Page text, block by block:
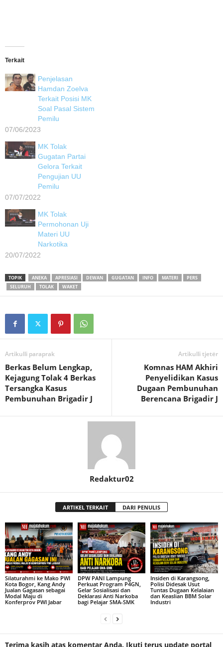
Terkait
Penjelasan
Hamdan Zoelva
Terkait Posisi MK
Soal Pasal Sistem
Pemilu
07/06/2023
MK Tolak
Gugatan Partai
Gelora Terkait
Pengujian UU
Pemilu
07/07/2022
MK Tolak
Permohonan Uji
Materi UU
Narkotika
20/07/2022
TOPIK ANEKA APRESIASI DEWAN GUGATAN INFO MATERI
PERS
SELURUH
TOLAK WAKET
Artikulli paraprak
Berkas Belum Lengkap,
Kejagung Tolak 4 Berkas
Tersangka Kasus
Pembunuhan Brigadir J
Artikulli tjetër
Komnas HAM Akhiri
Penyelidikan Kasus
Dugaan Pembunuhan
Berencana Brigadir J
Redaktur02
ARTIKEL TERKAIT DARI PENULIS
Silaturahmi ke Mako PWI
Kota Bogor, Kang Andy
Jualan Gagasan sebagai
Modal Maju di
Konferprov PWI Jabar
DPW PANI Lampung
Perkuat Program P4GN,
Gelar Sosialisasi dan
Deklarasi Anti Narkoba
bagi Pelajar SMA-SMK
Insiden di Karangsong,
Polisi Didesak Usut
Tuntas Dugaan Kelalaian
dan Keaslian BBM Solar
Industri
Terima kasih atas komentar Anda. Ikuti terus update portal